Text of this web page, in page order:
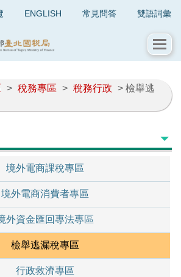
ENGLISH 常見問答 雙語詞彙
> 稅務專區 > 稅務行政 > 檢舉逃
境外電商課稅專區
境外電商消費者專區
外資金匯回專法專區
檢舉逃漏稅專區
行政救濟專區